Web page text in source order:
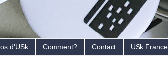
d'USk Comment? Contact USk France